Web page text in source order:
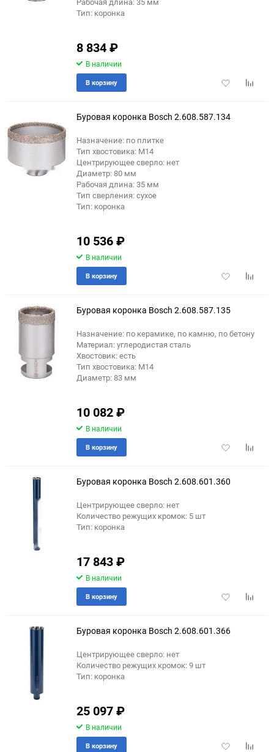
Тип: коронка
8 834₽
В наличии
Добавить
В корзину
Буровая коронка Bosch 2.608.587.134
Назначение: по плитке
Тип хвостовика: М14
Центрирующее сверло: нет
Диаметр: 80 мм
Рабочая длина: 35 мм
Тип сверления: сухое
Тип: коронка
10 536₽
В наличии
Добавить
В корзину
Буровая коронка Bosch 2.608.587.135
Назначение: по керамике, по камню, по бетону
Материал: углеродистая сталь
Хвостовик: есть
Тип хвостовика: М14
Диаметр: 83 мм
10 082₽
В наличии
Добавить
В корзину
Буровая коронка Bosch 2.608.601.360
Центрирующее сверло: нет
Количество режущих кромок: 5 шт
Тип: коронка
17 843₽
В наличии
Добавить
В корзину
Буровая коронка Bosch 2.608.601.366
Центрирующее сверло: нет
Количество режущих кромок: 9 шт
Тип: коронка
25 097₽
В наличии
Добавить
В корзину